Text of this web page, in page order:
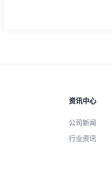
资讯中心
公司新闻
行业资讯